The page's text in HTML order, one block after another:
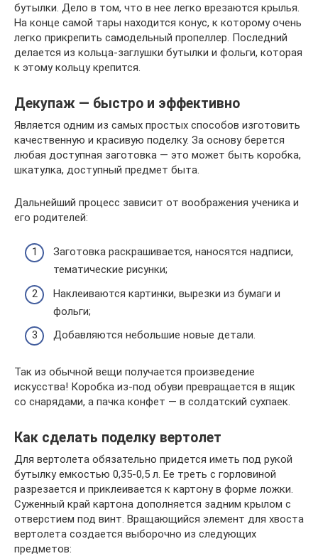
бутылки. Дело в том, что в нее легко врезаются крылья.
На конце самой тары находится конус, к которому очень
легко прикрепить самодельный пропеллер. Последний
делается из кольца-заглушки бутылки и фольги, которая
к этому кольцу крепится.
Декупаж — быстро и эффективно
Является одним из самых простых способов изготовить
качественную и красивую поделку. За основу берется
любая доступная заготовка — это может быть коробка,
шкатулка, доступный предмет быта.
Дальнейший процесс зависит от воображения ученика и
его родителей:
Заготовка раскрашивается, наносятся надписи,
тематические рисунки;
Наклеиваются картинки, вырезки из бумаги и
фольги;
Добавляются небольшие новые детали.
Так из обычной вещи получается произведение
искусства! Коробка из-под обуви превращается в ящик
со снарядами, а пачка конфет — в солдатский сухпаек.
Как сделать поделку вертолет
Для вертолета обязательно придется иметь под рукой
бутылку емкостью 0,35-0,5 л. Ее треть с горловиной
разрезается и приклеивается к картону в форме ложки.
Суженный край картона дополняется задним крылом с
отверстием под винт. Вращающийся элемент для хвоста
вертолета создается выборочно из следующих
предметов: